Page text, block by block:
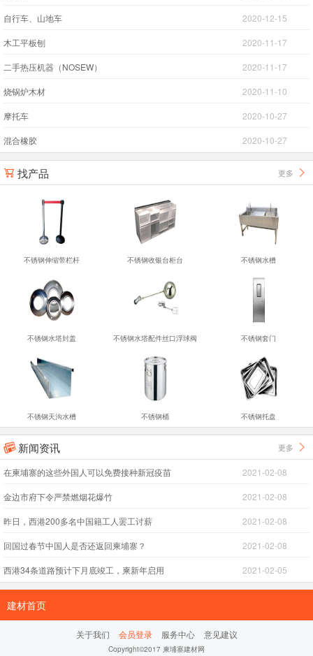
自行车、山地车 2020-12-15
木工平板刨 2020-11-17
二手热压机器（NOSEW） 2020-11-17
烧锅炉木材 2020-11-10
摩托车 2020-10-27
混合橡胶 2020-10-27
 找产品 更多 
不锈钢伸缩带栏杆 不锈钢收银台柜台 不锈钢水槽
不锈钢水塔封盖 不锈钢水塔配件丝口浮球阀 不锈钢套门
不锈钢天沟水槽 不锈钢桶 不锈钢托盘
 新闻资讯 更多 
在柬埔寨的这些外国人可以免费接种新冠疫苗 2021-02-08
金边市府下令严禁燃烟花爆竹 2021-02-08
昨日，西港200多名中国籍工人罢工讨薪 2021-02-08
回国过春节中国人是否还返回柬埔寨？ 2021-02-08
西港34条道路预计下月底竣工，柬新年启用 2021-02-05
建材首页
关于我们 会员登录 服务中心 意见建议
Copyright©2017 柬埔寨建材网